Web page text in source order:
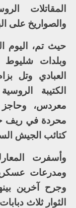
المقاتلات
والصواريخ على
حيث تم، اليوم
وبلدات شليوط
العبادي وتل
الكتيبة
معردس، وحاجز
محردة في ريف
كتائب الجيش
وأسفرت
وجرح آخرين
الثوار ثلاث